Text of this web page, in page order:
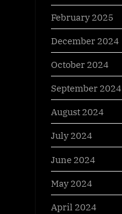
February 2025
December 2024
October 2024
September 2024
August 2024
July 2024
June 2024
May 2024
April 2024